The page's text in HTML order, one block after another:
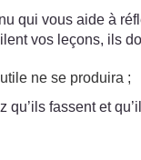
qui vous aide à
vos leçons, ils
ne se produira ;
fassent et